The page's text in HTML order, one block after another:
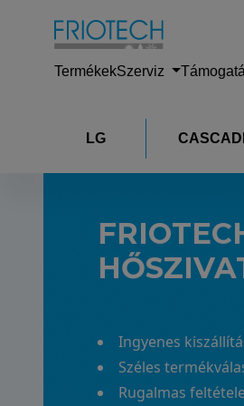
TermékekSzerviz
LG
Ingyenes
Széles
Rugalmas